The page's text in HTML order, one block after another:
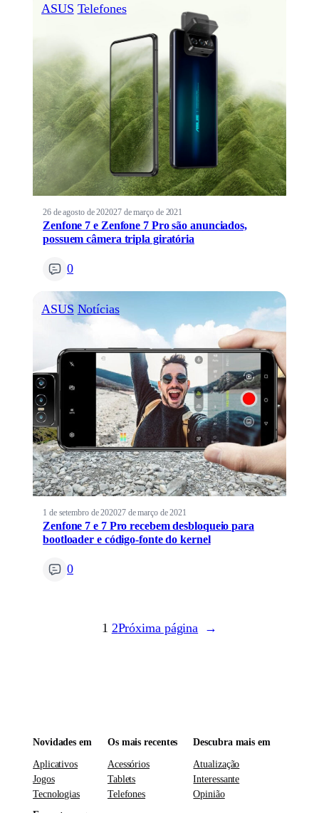
ASUS Telefones
26 de agosto de 202027 de março de 2021
Zenfone 7 e Zenfone 7 Pro são anunciados,
possuem câmera tripla giratória
0
ASUS Notícias
1 de setembro de 202027 de março de 2021
Zenfone 7 e 7 Pro recebem desbloqueio para
bootloader e código-fonte do kernel
0
1 2Próxima página →
Novidades em
Aplicativos
Jogos
Tecnologias
Os mais recentes
Acessórios
Tablets
Telefones
Descubra mais em
Atualização
Interessante
Opinião